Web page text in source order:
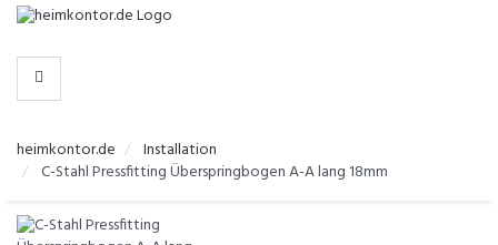
-
KATEGORIEN
heimkontor.de
Installation
C-Stahl Pressfitting Überspringbogen A-A lang 18mm